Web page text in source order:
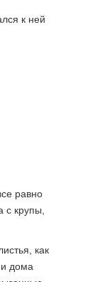
к ней
равно
с крупы,
как
дома